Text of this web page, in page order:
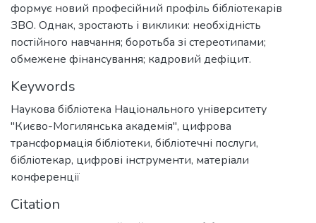
формує новий професійний профіль бібліотекарів
ЗВО. Однак, зростають і виклики: необхідність
постійного навчання; боротьба зі стереотипами;
обмежене фінансування; кадровий дефіцит.
Keywords
Наукова бібліотека Національного університету
"Києво-Могилянська академія", цифрова
трансформація бібліотеки, бібліотечні послуги,
бібліотекар, цифрові інструменти, матеріали
конференції
Citation